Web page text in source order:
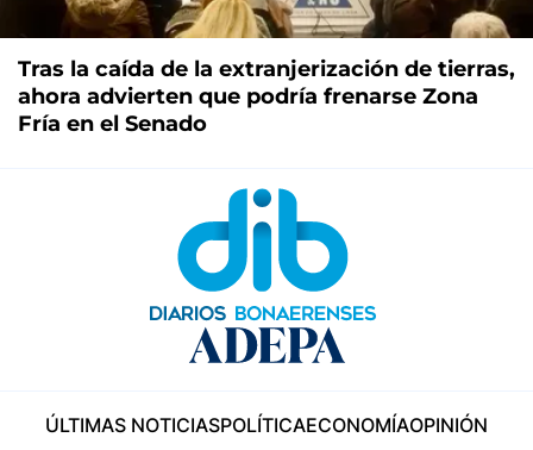
Tras la caída de la extranjerización de tierras,
ahora advierten que podría frenarse Zona
Fría en el Senado
ÚLTIMAS NOTICIASPOLÍTICAECONOMÍAOPINIÓN